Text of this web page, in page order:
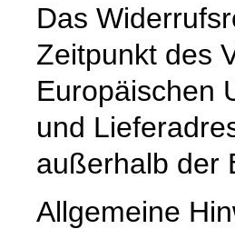
Das
Zeitpunkt des
Europäischen
und
außerhalb der
Allgemeine